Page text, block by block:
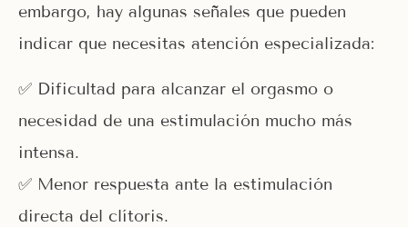
embargo, hay algunas señales que pueden
indicar que necesitas atención especializada:
✅ Dificultad para alcanzar el orgasmo o
necesidad de una estimulación mucho más
intensa.
✅ Menor respuesta ante la estimulación
directa del clítoris.